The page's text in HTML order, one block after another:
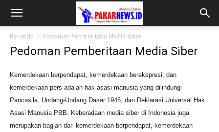
Beranda Pedoman Pemberitaan Media Siber
Pedoman Pemberitaan Media Siber
Kemerdekaan berpendapat, kemerdekaan berekspresi, dan
kemerdekaan pers adalah hak asasi manusia yang dilindungi
Pancasila, Undang-Undang Dasar 1945, dan Deklarasi Universal Hak
Asasi Manusia PBB. Keberadaan media siber di Indonesia juga
merupakan bagian dari kemerdekaan berpendapat, kemerdekaan